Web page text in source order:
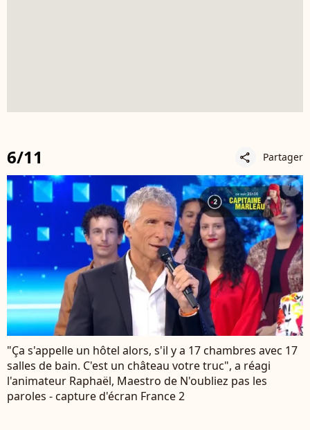
6/11 share Partager
"Ça s'appelle un hôtel alors, s'il y a 17 chambres avec 17
salles de bain. C'est un château votre truc", a réagi
l'animateur Raphaël, Maestro de N'oubliez pas les
paroles - capture d'écran France 2